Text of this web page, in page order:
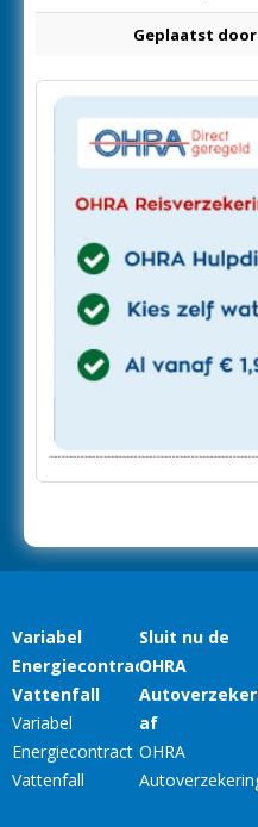
Geplaatst door